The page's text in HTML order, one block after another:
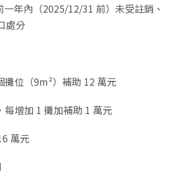
年內（2025/12/31 前）未受註銷、
處分
攤位（9m²）補助 12 萬元
每增加 1 攤加補助 1 萬元
萬元